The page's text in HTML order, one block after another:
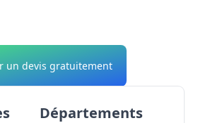
un devis gratuitement
Départements